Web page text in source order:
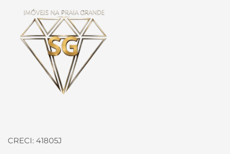
CRECI: 41805J